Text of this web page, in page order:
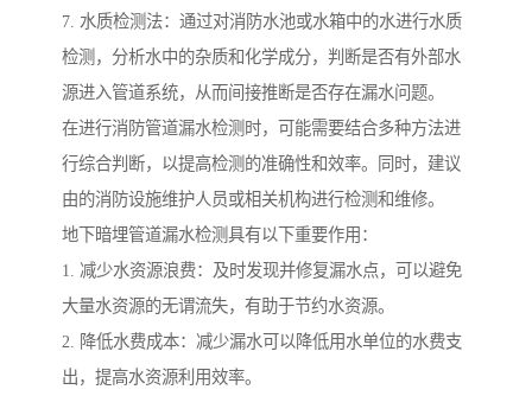
7. 水质检测法：通过对消防水池或水箱中的水进行水质
检测，分析水中的杂质和化学成分，判断是否有外部水
源进入管道系统，从而间接推断是否存在漏水问题。
在进行消防管道漏水检测时，可能需要结合多种方法进
行综合判断，以提高检测的准确性和效率。同时，建议
由的消防设施维护人员或相关机构进行检测和维修。
地下暗埋管道漏水检测具有以下重要作用：
1. 减少水资源浪费：及时发现并修复漏水点，可以避免
大量水资源的无谓流失，有助于节约水资源。
2. 降低水费成本：减少漏水可以降低用水单位的水费支
出，提高水资源利用效率。